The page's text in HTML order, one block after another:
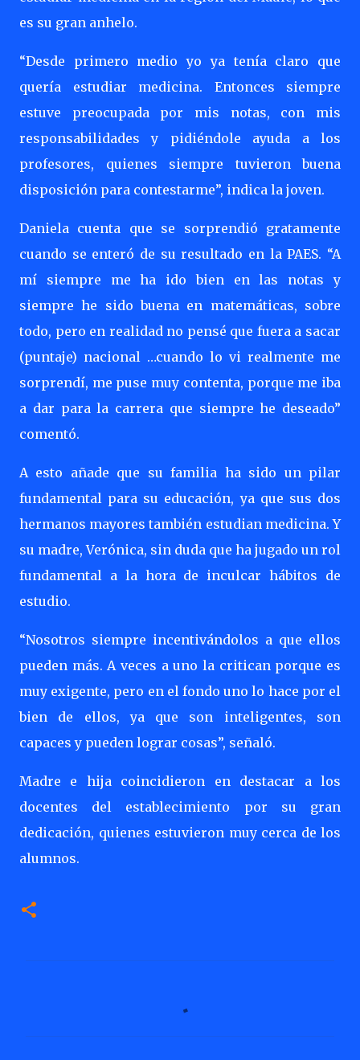
es su gran anhelo.
“Desde primero medio yo ya tenía claro que
quería estudiar medicina. Entonces siempre
estuve preocupada por mis notas, con mis
responsabilidades y pidiéndole ayuda a los
profesores, quienes siempre tuvieron buena
disposición para contestarme”, indica la joven.
Daniela cuenta que se sorprendió gratamente
cuando se enteró de su resultado en la PAES. “A
mí siempre me ha ido bien en las notas y
siempre he sido buena en matemáticas, sobre
todo, pero en realidad no pensé que fuera a sacar
(puntaje) nacional …cuando lo vi realmente me
sorprendí, me puse muy contenta, porque me iba
a dar para la carrera que siempre he deseado”
comentó.
A esto añade que su familia ha sido un pilar
fundamental para su educación, ya que sus dos
hermanos mayores también estudian medicina. Y
su madre, Verónica, sin duda que ha jugado un rol
fundamental a la hora de inculcar hábitos de
estudio.
“Nosotros siempre incentivándolos a que ellos
pueden más. A veces a uno la critican porque es
muy exigente, pero en el fondo uno lo hace por el
bien de ellos, ya que son inteligentes, son
capaces y pueden lograr cosas”, señaló.
Madre e hija coincidieron en destacar a los
docentes del establecimiento por su gran
dedicación, quienes estuvieron muy cerca de los
alumnos.